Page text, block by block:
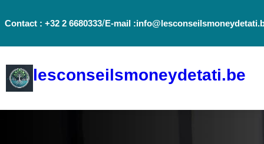
auContact : +32 2 6680333/E-mail
lesconseilsmoneydetati.be